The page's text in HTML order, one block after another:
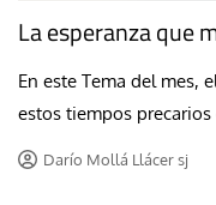
La esperanza que
En este Tema del mes,
estos tiempos
Darío Mollá Llácer sj